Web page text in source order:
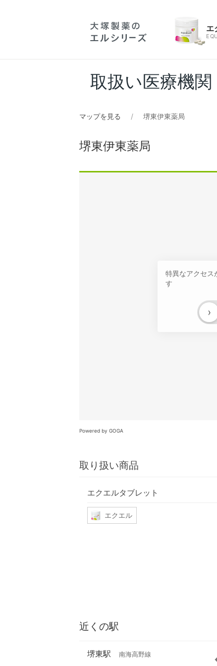
エ
取扱い医療機関
マップを見る 堺東伊東薬局
堺東伊東薬局
特異なアクセス
す
›
Powered by GOGA
取り扱い商品
エクエルタブレット
エクエル
近くの駅
堺東駅 南海高野線